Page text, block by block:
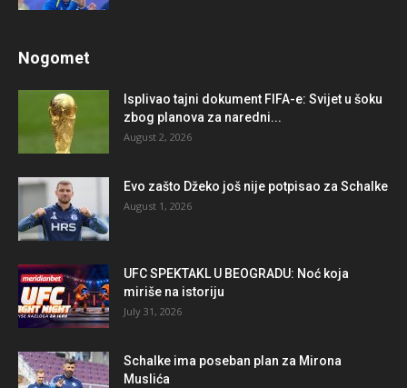
Nogomet
Isplivao tajni dokument FIFA-e: Svijet u šoku
zbog planova za naredni...
August 2, 2026
Evo zašto Džeko još nije potpisao za Schalke
August 1, 2026
UFC SPEKTAKL U BEOGRADU: Noć koja
miriše na istoriju
July 31, 2026
Schalke ima poseban plan za Mirona
Muslića